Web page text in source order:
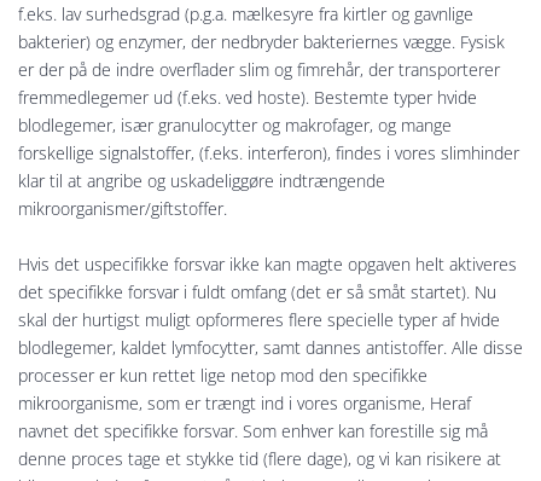
f.eks. lav surhedsgrad (p.g.a. mælkesyre fra kirtler og gavnlige
bakterier) og enzymer, der nedbryder bakteriernes vægge. Fysisk
er der på de indre overflader slim og fimrehår, der transporterer
fremmedlegemer ud (f.eks. ved hoste). Bestemte typer hvide
blodlegemer, især granulocytter og makrofager, og mange
forskellige signalstoffer, (f.eks. interferon), findes i vores slimhinder
klar til at angribe og uskadeliggøre indtrængende
mikroorganismer/giftstoffer.
Hvis det uspecifikke forsvar ikke kan magte opgaven helt aktiveres
det specifikke forsvar i fuldt omfang (det er så småt startet). Nu
skal der hurtigst muligt opformeres flere specielle typer af hvide
blodlegemer, kaldet lymfocytter, samt dannes antistoffer. Alle disse
processer er kun rettet lige netop mod den specifikke
mikroorganisme, som er trængt ind i vores organisme, Heraf
navnet det specifikke forsvar. Som enhver kan forestille sig må
denne proces tage et stykke tid (flere dage), og vi kan risikere at